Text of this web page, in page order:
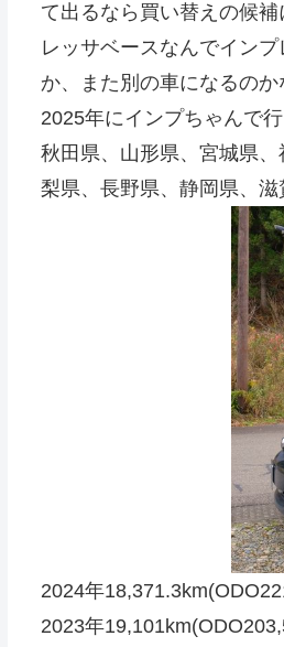
て出るなら買い替えの候
レッサベースなんでイン
か、また別の車になるのか
2025年にインプちゃんで
秋田県、山形県、宮城県
梨県、長野県、静岡県、
2024年
2023年